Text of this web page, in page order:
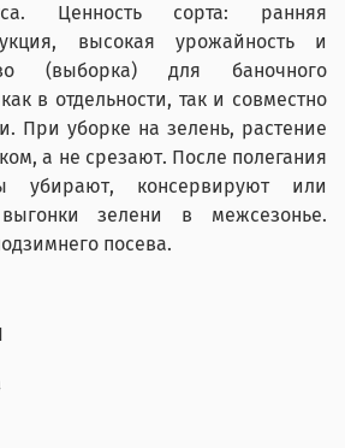
Ценность сорта: ранняя
высокая урожайность и
(выборка) для баночного
в отдельности, так и совместно
При уборке на зелень, растение
а не срезают. После полегания
убирают, консервируют или
зелени в межсезонье.
посева.